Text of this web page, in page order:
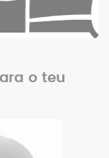
o teu